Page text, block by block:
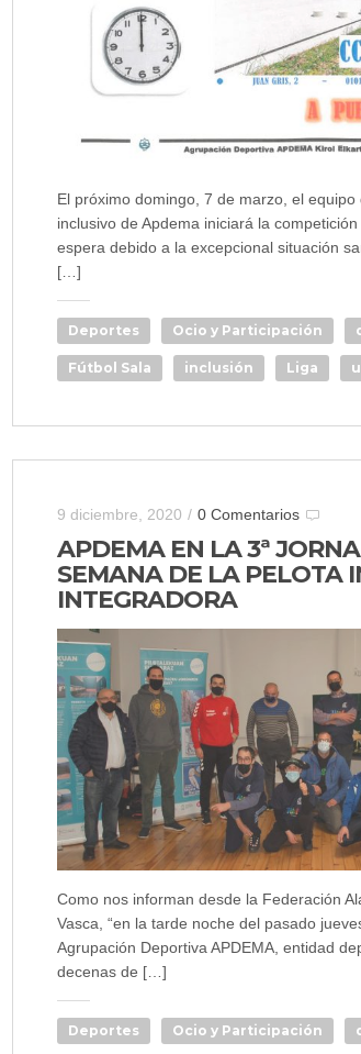
El próximo domingo, 7 de marzo, el equipo
inclusivo de Apdema iniciará la
espera debido a la excepcional situación
[…]
Deportes Ocio y Participación
Fútbol Sala inclusión Liga
9 diciembre, 2020 / 0 Comentarios
APDEMA EN LA 3ª
SEMANA DE LA PELOTA
INTEGRADORA
Como nos informan desde la Federación
Vasca, “en la tarde noche del pasado
Agrupación Deportiva APDEMA, entidad
decenas de […]
Deportes Ocio y Participación